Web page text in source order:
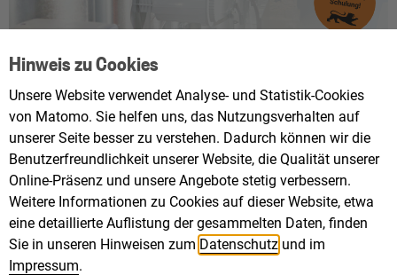
Hinweis zu Cookies
Unsere Website verwendet Analyse- und Statistik-Cookies
von Matomo. Sie helfen uns, das Nutzungsverhalten auf
unserer Seite besser zu verstehen. Dadurch können wir die
Benutzerfreundlichkeit unserer Website, die Qualität unserer
Online-Präsenz und unsere Angebote stetig verbessern.
Weitere Informationen zu Cookies auf dieser Website, etwa
eine detaillierte Auflistung der gesammelten Daten, finden
Sie in unseren Hinweisen zum Datenschutz und im
Impressum.